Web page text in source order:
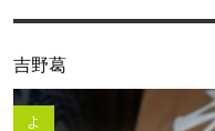
吉野葛
よ